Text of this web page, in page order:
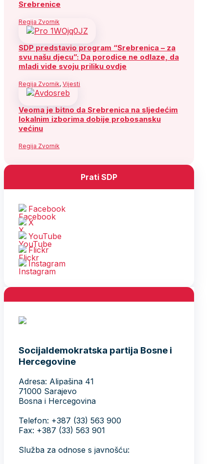
Srebrenice
Regija Zvornik
SDP predstavio program “Srebrenica – za
svu našu djecu”: Da porodice ne odlaze, da
mladi vide svoju priliku ovdje
Regija Zvornik, Vijesti
Veoma je bitno da Srebrenica na sljedećim
lokalnim izborima dobije probosansku
većinu
Regija Zvornik
Prati SDP
Facebook
X
YouTube
Flickr
Instagram
Socijaldemokratska partija Bosne i
Hercegovine
Adresa: Alipašina 41
71000 Sarajevo
Bosna i Hercegovina
Telefon: +387 (33) 563 900
Fax: +387 (33) 563 901
Služba za odnose s javnošću: